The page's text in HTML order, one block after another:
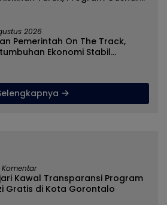
2026
Pemerintah On The Track,
Ekonomi Stabil
Kawal Transparansi Program
Gratis di Kota Gorontalo